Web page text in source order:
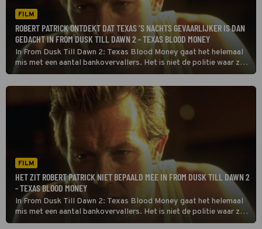
FILM
ROBERT PATRICK ONTDEKT DAT TEXAS ’S NACHTS GEVAARLIJKER IS DAN
GEDACHT IN FROM DUSK TILL DAWN 2 - TEXAS BLOOD MONEY
In From Dusk Till Dawn 2: Texas Blood Money gaat het helemaal
mis met een aantal bankovervallers. Het is niet de politie waar ze
voor moeten vrezen, maar bloeddorstige monsters.
FILM
HET ZIT ROBERT PATRICK NIET BEPAALD MEE IN FROM DUSK TILL DAWN 2
- TEXAS BLOOD MONEY
In From Dusk Till Dawn 2: Texas Blood Money gaat het helemaal
mis met een aantal bankovervallers. Het is niet de politie waar ze
voor moeten vrezen, maar bloeddorstige monsters.